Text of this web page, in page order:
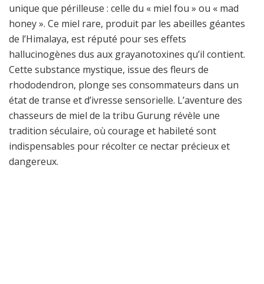
unique que périlleuse : celle du « miel fou » ou « mad
honey ». Ce miel rare, produit par les abeilles géantes
de l’Himalaya, est réputé pour ses effets
hallucinogènes dus aux grayanotoxines qu’il contient.
Cette substance mystique, issue des fleurs de
rhododendron, plonge ses consommateurs dans un
état de transe et d’ivresse sensorielle. L’aventure des
chasseurs de miel de la tribu Gurung révèle une
tradition séculaire, où courage et habileté sont
indispensables pour récolter ce nectar précieux et
dangereux.